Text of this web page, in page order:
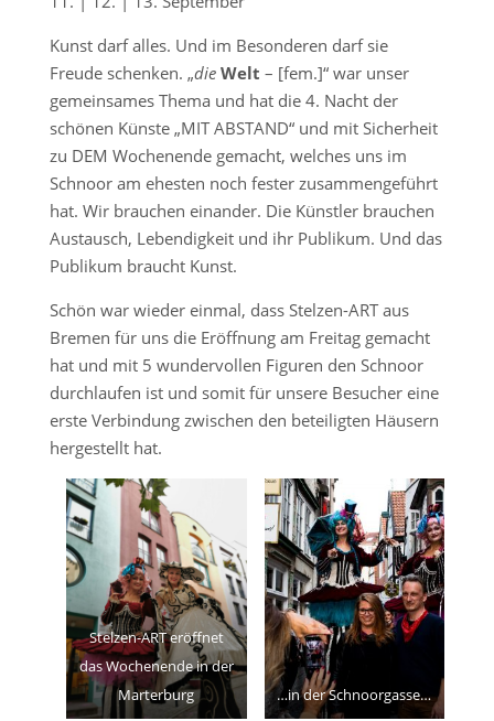
Kunst darf alles. Und im Besonderen darf sie
Freude schenken. „die Welt – [fem.]“ war unser
gemeinsames Thema und hat die 4. Nacht der
schönen Künste „MIT ABSTAND“ und mit Sicherheit
zu DEM Wochenende gemacht, welches uns im
Schnoor am ehesten noch fester zusammengeführt
hat. ​Wir brauchen einander. Die Künstler brauchen
Austausch, Lebendigkeit und ihr Publikum. Und das
Publikum braucht Kunst.
Schön war wieder einmal, dass Stelzen-ART aus
Bremen für uns die Eröffnung am Freitag gemacht
hat und mit 5 wundervollen Figuren den Schnoor
durchlaufen ist und somit für unsere Besucher eine
erste Verbindung zwischen den beteiligten Häusern
hergestellt hat.
Stelzen-ART eröffnet
das Wochenende in der
Marterburg
…in der Schnoorgasse…